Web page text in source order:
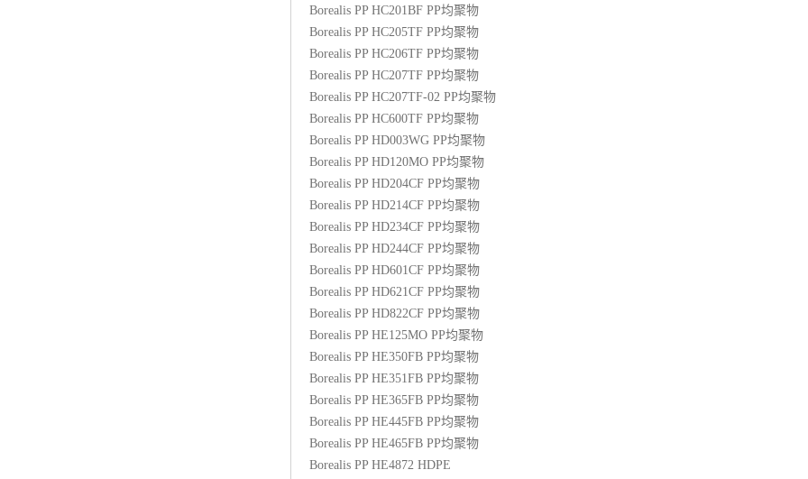
Borealis PP HC201BF PP均聚物
Borealis PP HC205TF PP均聚物
Borealis PP HC206TF PP均聚物
Borealis PP HC207TF PP均聚物
Borealis PP HC207TF-02 PP均聚物
Borealis PP HC600TF PP均聚物
Borealis PP HD003WG PP均聚物
Borealis PP HD120MO PP均聚物
Borealis PP HD204CF PP均聚物
Borealis PP HD214CF PP均聚物
Borealis PP HD234CF PP均聚物
Borealis PP HD244CF PP均聚物
Borealis PP HD601CF PP均聚物
Borealis PP HD621CF PP均聚物
Borealis PP HD822CF PP均聚物
Borealis PP HE125MO PP均聚物
Borealis PP HE350FB PP均聚物
Borealis PP HE351FB PP均聚物
Borealis PP HE365FB PP均聚物
Borealis PP HE445FB PP均聚物
Borealis PP HE465FB PP均聚物
Borealis PP HE4872 HDPE